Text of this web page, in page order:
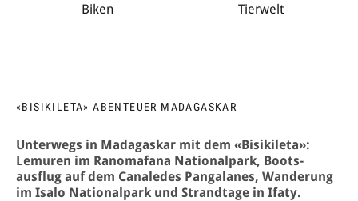
Biken Tierwelt
«BISIKILETA» ABENTEUER MADAGASKAR
Unterwegs in Madagaskar mit dem «Bisikileta»:
Lemuren im Ra­nomafana Natio­nalpark, Boots­
ausflug auf dem Canaledes Panga­lanes, Wanderung
im Isalo National­park und Strand­tage in Ifaty.